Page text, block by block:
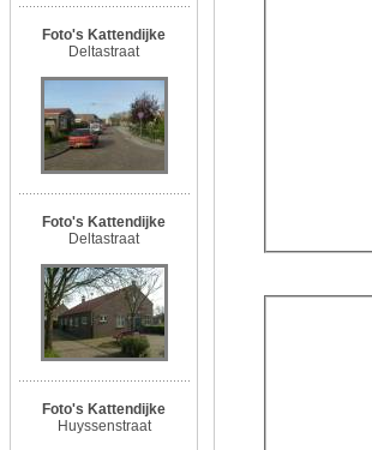
Foto's Kattendijke
Deltastraat
Foto's Kattendijke
Deltastraat
Foto's Kattendijke
Huyssenstraat